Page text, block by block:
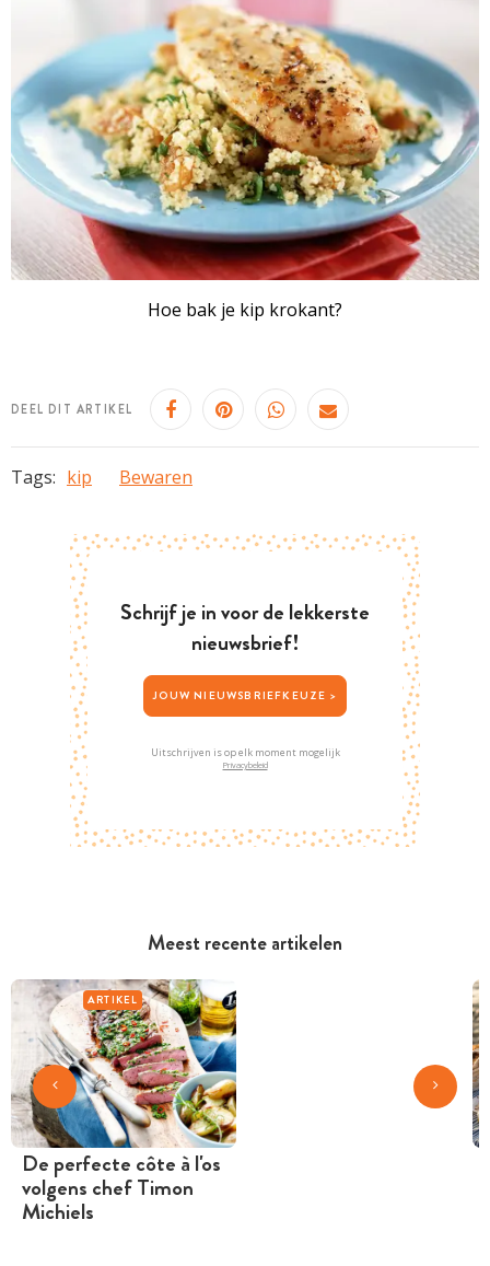
Meest recente artikelen
ARTIKEL
De perfecte côte à l'os
volgens chef Timon
Michiels
Hoe bak je kip krokant?
DEEL DIT ARTIKEL
Tags: kip Bewaren
Schrijf je in voor de lekkerste
nieuwsbrief!
JOUW NIEUWSBRIEFKEUZE >
Uitschrijven is op elk moment mogelijk
Privacybeleid